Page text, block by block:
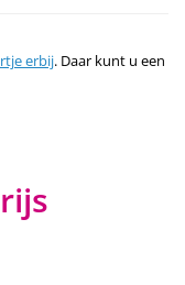
erbij. Daar kunt u een